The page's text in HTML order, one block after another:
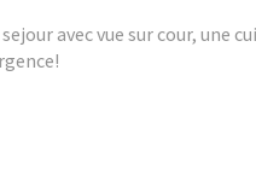
avec vue sur cour, une